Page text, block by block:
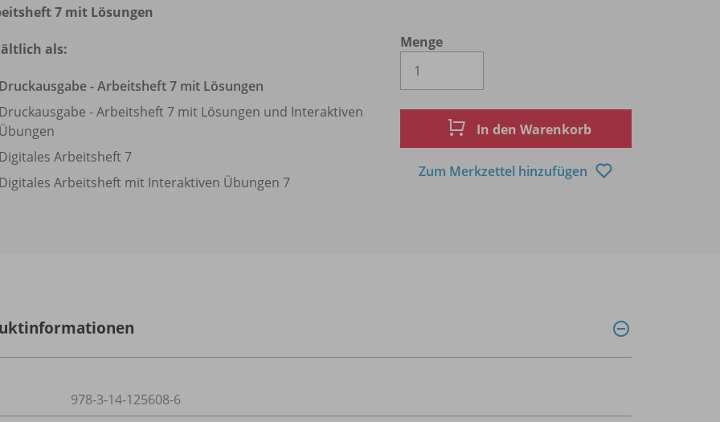
7 mit Lösungen
als:
- Arbeitsheft 7 mit Lösungen
- Arbeitsheft 7 mit Lösungen und Interaktiven
Arbeitsheft 7
Arbeitsheft mit Interaktiven Übungen 7
Menge
In den Warenkorb
Zum Merkzettel hinzufügen
978-3-14-125608-6